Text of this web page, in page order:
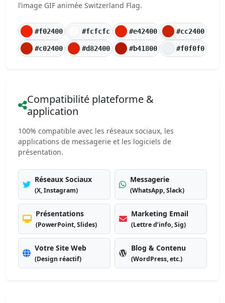
l’image GIF animée Switzerland Flag.
#f02400 #fcfcfc #e42400 #cc2400
#c02400 #d82400 #b41800 #f0f0f0
Compatibilité plateforme &
application
100% compatible avec les réseaux sociaux, les
applications de messagerie et les logiciels de
présentation.
Réseaux Sociaux
(X, Instagram)
Messagerie
(WhatsApp, Slack)
Présentations
(PowerPoint, Slides)
Marketing Email
(Lettre d’info, Sig)
Votre Site Web
(Design réactif)
Blog & Contenu
(WordPress, etc.)